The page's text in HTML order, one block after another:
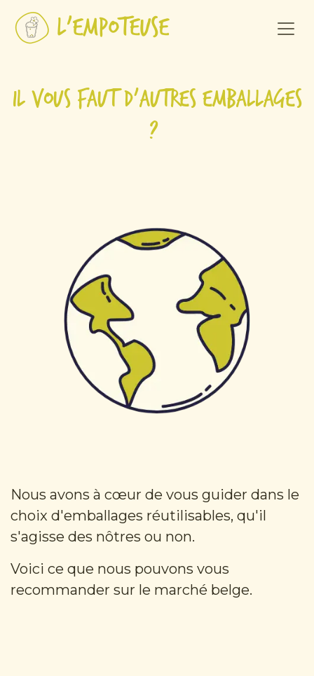
Se rendre au contenu
Il vous faut d'autres emballages
?
Nous avons à cœur de vous guider dans le
choix d'emballages réutilisables, qu'il
s'agisse des nôtres ou non.
Voici ce que nous pouvons vous
recommander sur le marché belge.